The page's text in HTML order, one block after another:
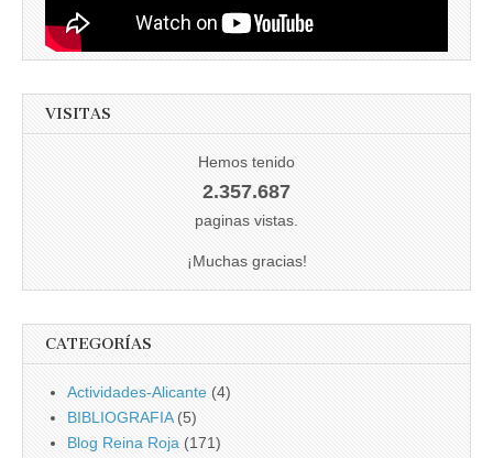
VISITAS
Hemos tenido
2.357.687
paginas vistas.
¡Muchas gracias!
CATEGORÍAS
Actividades-Alicante (4)
BIBLIOGRAFIA(5)
Blog Reina Roja (171)